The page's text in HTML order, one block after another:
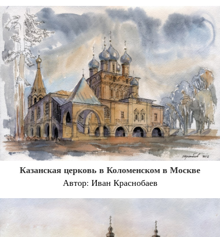
Казанская церковь в Коломенском в Москве
Автор: Иван Краснобаев